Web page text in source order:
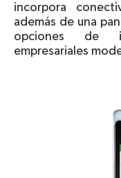
incorpora
además de una
opciones de
empresariales